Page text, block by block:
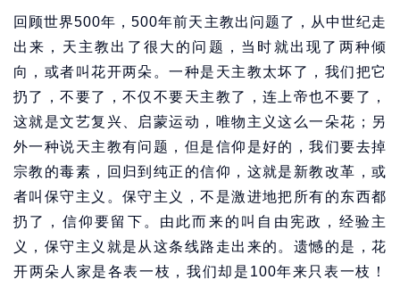
回顾世界500年，500年前天主教出问题了，从中世纪走
出来，天主教出了很大的问题，当时就出现了两种倾
向，或者叫花开两朵。一种是天主教太坏了，我们把它
扔了，不要了，不仅不要天主教了，连上帝也不要了，
这就是文艺复兴、启蒙运动，唯物主义这么一朵花；另
外一种说天主教有问题，但是信仰是好的，我们要去掉
宗教的毒素，回归到纯正的信仰，这就是新教改革，或
者叫保守主义。保守主义，不是激进地把所有的东西都
扔了，信仰要留下。由此而来的叫自由宪政，经验主
义，保守主义就是从这条线路走出来的。遗憾的是，花
开两朵人家是各表一枝，我们却是100年来只表一枝！